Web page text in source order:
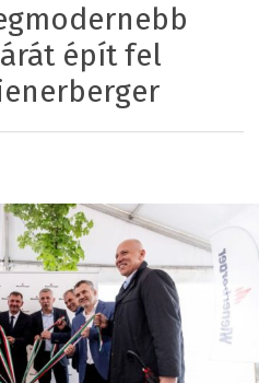
épít fel